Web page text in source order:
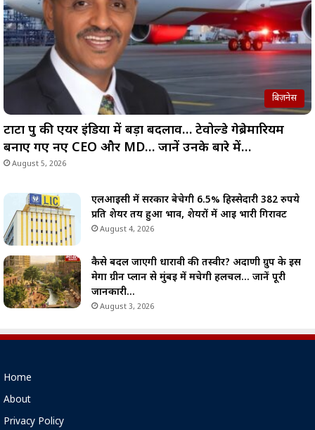
बिज़नेस
टाटा ग्रुप की एयर इंडिया में बड़ा बदलाव… टेवोल्डे गेब्रेमारियम
बनाए गए नए CEO और MD… जानें उनके बारे में…
August 5, 2026
एलआईसी में सरकार बेचेगी 6.5% हिस्सेदारी 382 रुपये
प्रति शेयर तय हुआ भाव, शेयरों में आई भारी गिरावट
August 4, 2026
कैसे बदल जाएगी धारावी की तस्वीर? अदाणी ग्रुप के इस
मेगा ग्रीन प्लान से मुंबई में मचेगी हलचल… जानें पूरी
जानकारी…
August 3, 2026
Home
About
Privacy Policy